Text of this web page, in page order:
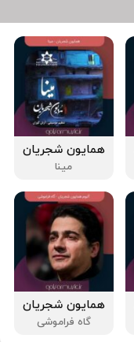
همایون شجریان
مینا
همایون شجریان
گاه فراموشی